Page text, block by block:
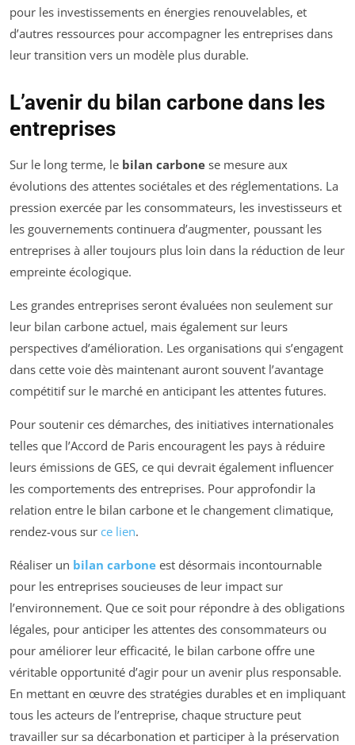
pour les investissements en énergies renouvelables, et
d’autres ressources pour accompagner les entreprises dans
leur transition vers un modèle plus durable.
L’avenir du bilan carbone dans les
entreprises
Sur le long terme, le bilan carbone se mesure aux
évolutions des attentes sociétales et des réglementations. La
pression exercée par les consommateurs, les investisseurs et
les gouvernements continuera d’augmenter, poussant les
entreprises à aller toujours plus loin dans la réduction de leur
empreinte écologique.
Les grandes entreprises seront évaluées non seulement sur
leur bilan carbone actuel, mais également sur leurs
perspectives d’amélioration. Les organisations qui s’engagent
dans cette voie dès maintenant auront souvent l’avantage
compétitif sur le marché en anticipant les attentes futures.
Pour soutenir ces démarches, des initiatives internationales
telles que l’Accord de Paris encouragent les pays à réduire
leurs émissions de GES, ce qui devrait également influencer
les comportements des entreprises. Pour approfondir la
relation entre le bilan carbone et le changement climatique,
rendez-vous sur ce lien.
Réaliser un bilan carbone est désormais incontournable
pour les entreprises soucieuses de leur impact sur
l’environnement. Que ce soit pour répondre à des obligations
légales, pour anticiper les attentes des consommateurs ou
pour améliorer leur efficacité, le bilan carbone offre une
véritable opportunité d’agir pour un avenir plus responsable.
En mettant en œuvre des stratégies durables et en impliquant
tous les acteurs de l’entreprise, chaque structure peut
travailler sur sa décarbonation et participer à la préservation